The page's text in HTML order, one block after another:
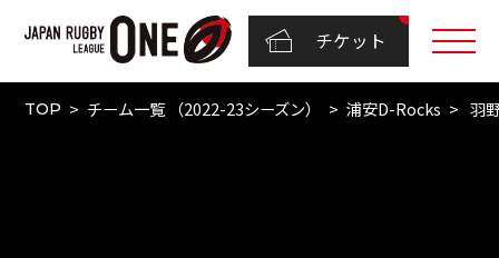
チケット
TOP チーム一覧 （2022-23シーズン） 浦安D-Rocks 羽